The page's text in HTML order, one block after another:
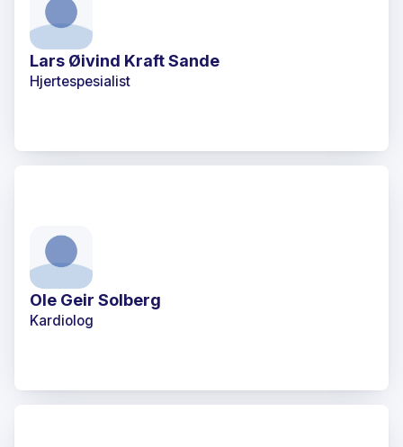
Lars Øivind Kraft Sande
Hjertespesialist
Ole Geir Solberg
Kardiolog